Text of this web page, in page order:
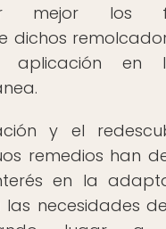
mejor los
dichos
aplicación en
y el
remedios han
en la
las necesidades